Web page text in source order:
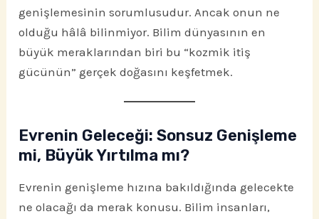
genişlemesinin sorumlusudur. Ancak onun ne
olduğu hâlâ bilinmiyor. Bilim dünyasının en
büyük meraklarından biri bu “kozmik itiş
gücünün” gerçek doğasını keşfetmek.
Evrenin Geleceği: Sonsuz Genişleme
mi, Büyük Yırtılma mı?
Evrenin genişleme hızına bakıldığında gelecekte
ne olacağı da merak konusu. Bilim insanları,